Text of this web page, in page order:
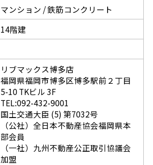
マンション / 鉄筋コンクリート
14階建
リブマックス博多店
福岡県福岡市博多区博多駅前２丁目
5-10 TKビル 3F
TEL:092-432-9001
国土交通大臣 (5) 第7032号
（公社）全日本不動産協会福岡県本
部会員
（一社）九州不動産公正取引協議会
加盟